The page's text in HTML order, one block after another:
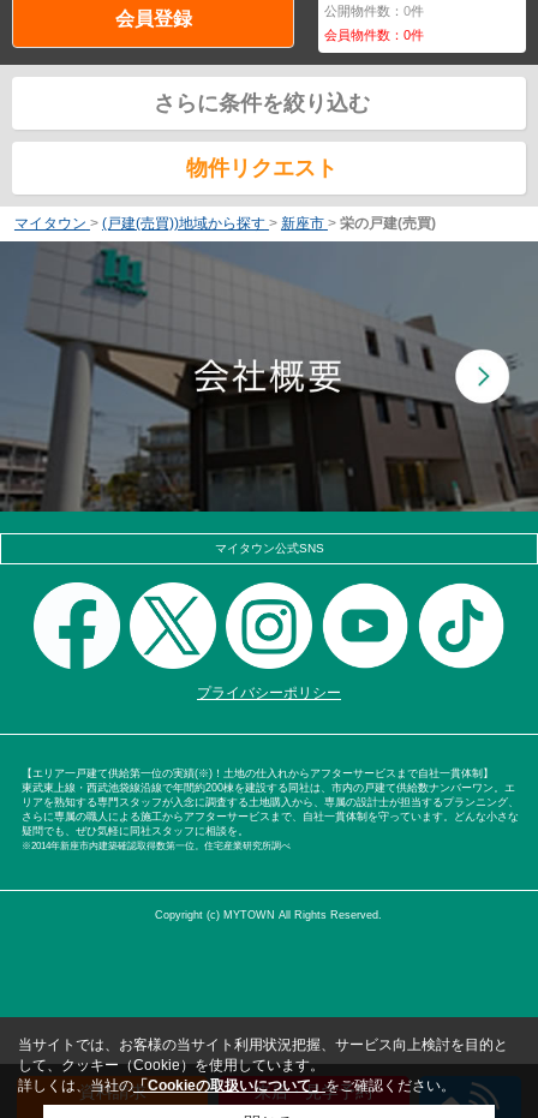
会員登録 公開物件数：0件
会員物件数：0件
さらに条件を絞り込む
物件リクエスト
マイタウン > (戸建(売買))地域から探す > 新座市 > 栄の戸建(売買)
マイタウン公式SNS
プライバシーポリシー
【エリア一戸建て供給第一位の実績(※)！土地の仕入れからアフターサービスまで自社一貫体制】
東武東上線・西武池袋線沿線で年間約200棟を建設する同社は、市内の戸建て供給数ナンバーワン。エ
リアを熟知する専門スタッフが入念に調査する土地購入から、専属の設計士が担当するプランニング、
さらに専属の職人による施工からアフターサービスまで、自社一貫体制を守っています。どんな小さな
疑問でも、ぜひ気軽に同社スタッフに相談を。
※2014年新座市内建築確認取得数第一位。住宅産業研究所調べ
Copyright (c) MYTOWN All Rights Reserved.
資料請求
来店・見学予約
（無料）
当サイトでは、お客様の当サイト利用状況把握、サービス向上検討を目的と
して、クッキー（Cookie）を使用しています。
詳しくは、当社の「Cookieの取扱いについて」をご確認ください。